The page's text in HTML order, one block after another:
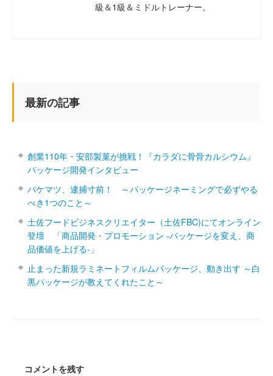
級＆1級＆ミドルトレーナー。
最新の記事
創業110年・安部製菓が挑戦！『カラダに骨骨カルシウム』
パッケージ開発インタビュー
パケマツ、逮捕寸前！ ～パッケージネーミングで必ずやる
べき1つのこと～
土佐フードビジネスクリエイター（土佐FBC)にてオンライン
登壇 「商品開発・プロモーション ‐パッケージを変え、商
品価値を上げる‐」
止まった新規ラミネートフィルムパッケージ、動き出す ～白
黒パッケージが教えてくれたこと～
コメントを残す